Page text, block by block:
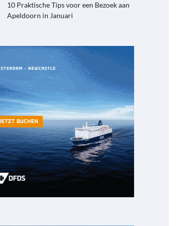
10 Praktische Tips voor een Bezoek aan
Apeldoorn in Januari